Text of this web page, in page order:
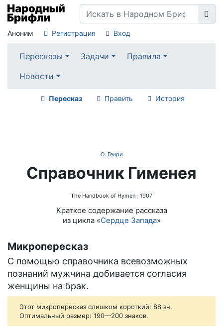
Аноним Регистрация Вход
Пересказы Задачи
Правила
Новости
Пересказ Править История
О. Генри
Справочник Гименея
The Handbook of Hymen · 1907
Краткое содержание рассказа
из цикла «Сердце Запада»
Микропересказ
С помощью справочника всевозможных
познаний мужчина добивается согласия
женщины на брак.
Этот микропересказ слишком короткий: 88 зн.
Оптимальный размер: 190—200 знаков.